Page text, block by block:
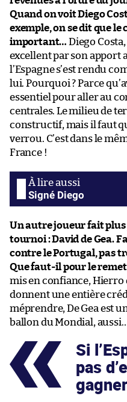
Quand on voit Diego
exemple, on se dit que
important… Diego
excellent par son apport
l’Espagne s’est rendu
lui. Pourquoi ? Parce
essentiel pour aller au
centrales. Le milieu de
constructif, mais il faut
verrou. C’est dans le
France !
Signé Diego
Un autre joueur fait plus
tournoi : David de Gea.
contre le Portugal, pas
Que faut-il pour le
mis en confiance, Hierro
donnent une entière
méprendre, De Gea est
ballon du Mondial,
Si
pas